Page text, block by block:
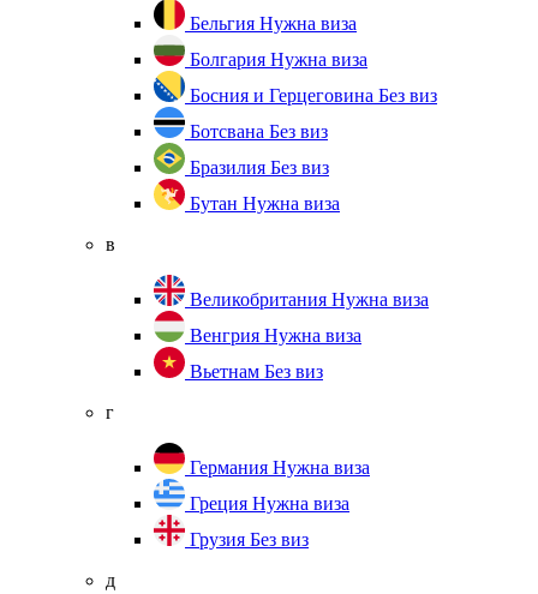
Бельгия Нужна виза
Болгария Нужна виза
Босния и Герцеговина Без виз
Ботсвана Без виз
Бразилия Без виз
Бутан Нужна виза
в
Великобритания Нужна виза
Венгрия Нужна виза
Вьетнам Без виз
г
Германия Нужна виза
Греция Нужна виза
Грузия Без виз
д